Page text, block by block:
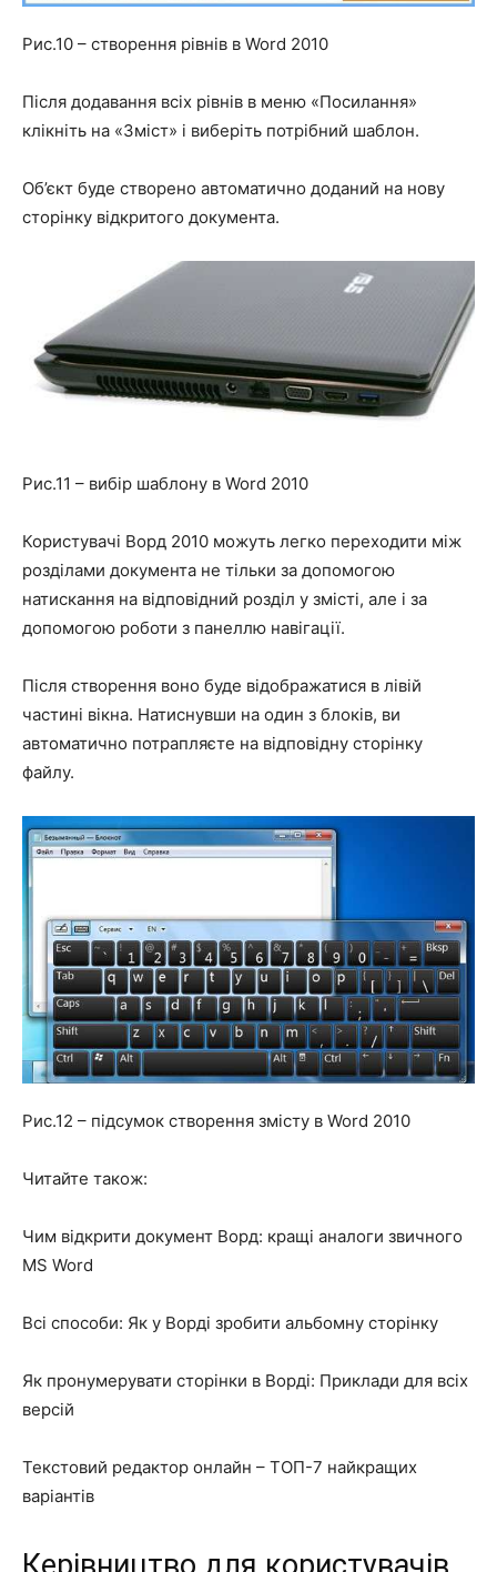
Рис.10 – створення рівнів в Word 2010
Після додавання всіх рівнів в меню «Посилання»
клікніть на «Зміст» і виберіть потрібний шаблон.
Об’єкт буде створено автоматично доданий на нову
сторінку відкритого документа.
Рис.11 – вибір шаблону в Word 2010
Користувачі Ворд 2010 можуть легко переходити між
розділами документа не тільки за допомогою
натискання на відповідний розділ у змісті, але і за
допомогою роботи з панеллю навігації.
Після створення воно буде відображатися в лівій
частині вікна. Натиснувши на один з блоків, ви
автоматично потрапляєте на відповідну сторінку
файлу.
Рис.12 – підсумок створення змісту в Word 2010
Читайте також:
Чим відкрити документ Ворд: кращі аналоги звичного
MS Word
Всі способи: Як у Ворді зробити альбомну сторінку
Як пронумерувати сторінки в Ворді: Приклади для всіх
версій
Текстовий редактор онлайн – ТОП-7 найкращих
варіантів
Керівництво для користувачів